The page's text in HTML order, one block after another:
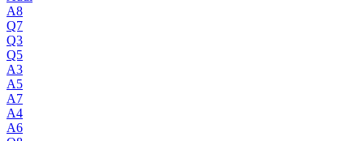
A8
Q7
Q3
Q5
A3
A5
A7
A4
A6